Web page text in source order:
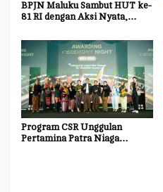
BPJN Maluku Sambut HUT ke-
81 RI dengan Aksi Nyata,
Jalan Nasional
Program CSR Unggulan
Pertamina Patra Niaga